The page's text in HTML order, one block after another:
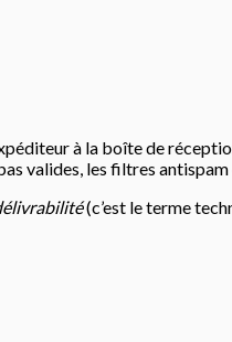
à la boîte de
valides, les filtres
(c’est le terme